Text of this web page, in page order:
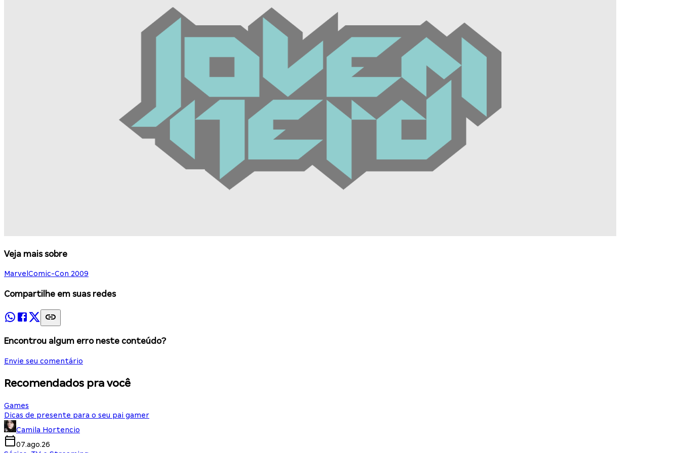
Veja mais sobre
Marvel Comic-Con 2009
Compartilhe em suas redes
Encontrou algum erro neste conteúdo?
Envie seu comentário
Recomendados pra você
Games
Dicas de presente para o seu pai gamer
Camila Hortencio
07.ago.26